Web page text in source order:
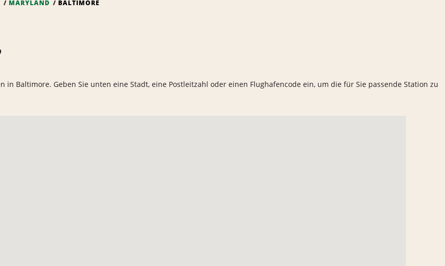
MARYLAND BALTIMORE
in Baltimore. Geben Sie unten eine Stadt, eine Postleitzahl oder einen Flughafencode ein, um die für Sie passende Station zu